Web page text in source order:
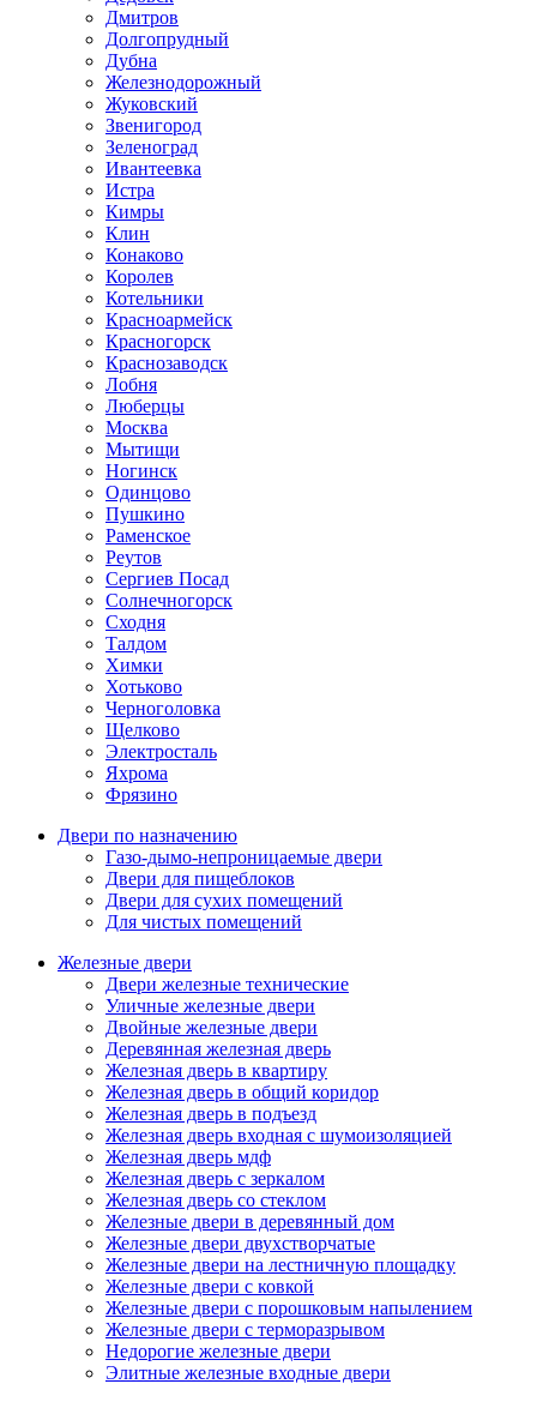
Дмитров
Долгопрудный
Дубна
Железнодорожный
Жуковский
Звенигород
Зеленоград
Ивантеевка
Истра
Кимры
Клин
Конаково
Королев
Котельники
Красноармейск
Красногорск
Краснозаводск
Лобня
Люберцы
Москва
Мытищи
Ногинск
Одинцово
Пушкино
Раменское
Реутов
Сергиев Посад
Солнечногорск
Сходня
Талдом
Химки
Хотьково
Черноголовка
Щелково
Электросталь
Яхрома
Фрязино
Двери по назначению
Газо-дымо-непроницаемые двери
Двери для пищеблоков
Двери для сухих помещений
Для чистых помещений
Железные двери
Двери железные технические
Уличные железные двери
Двойные железные двери
Деревянная железная дверь
Железная дверь в квартиру
Железная дверь в общий коридор
Железная дверь в подъезд
Железная дверь входная с шумоизоляцией
Железная дверь мдф
Железная дверь с зеркалом
Железная дверь со стеклом
Железные двери в деревянный дом
Железные двери двухстворчатые
Железные двери на лестничную площадку
Железные двери с ковкой
Железные двери с порошковым напылением
Железные двери с терморазрывом
Недорогие железные двери
Элитные железные входные двери